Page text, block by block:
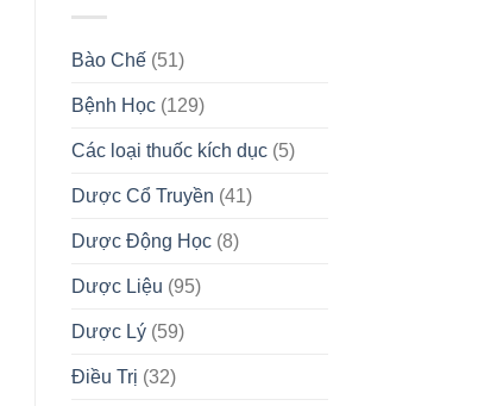
Bào Chế(51)
Bệnh Học(129)
Các loại thuốc kích dục(5)
Dược Cổ Truyền (41)
Dược Động Học(8)
Dược Liệu (95)
Dược Lý(59)
Điều Trị (32)